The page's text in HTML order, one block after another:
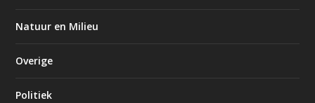
Natuur en Milieu
Overige
Politiek